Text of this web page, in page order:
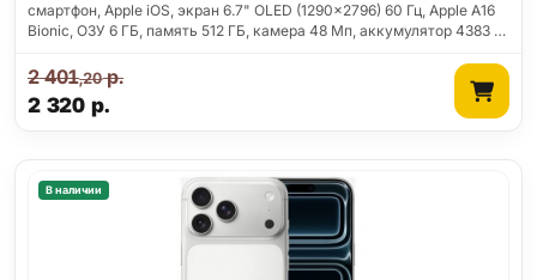
смартфон, Apple iOS, экран 6.7" OLED (1290x2796) 60 Гц, Apple A16
Bionic, ОЗУ 6 ГБ, память 512 ГБ, камера 48 Мп, аккумулятор 4383 …
2 320 р.
2 401,20р.
В наличии